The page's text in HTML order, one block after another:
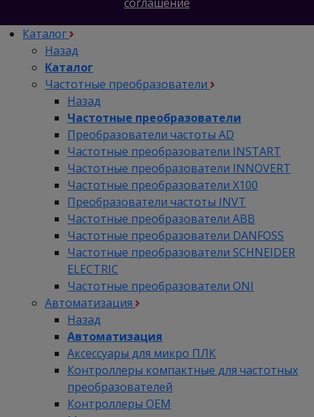
Каталог
Назад
Каталог
Частотные преобразователи
Назад
Частотные преобразователи
Преобразователи частоты AD
Частотные преобразователи INSTART
Частотные преобразователи INNOVERT
Частотные преобразователи Х100
Преобразователи частоты INVT
Частотные преобразователи ABB
Частотные преобразователи DANFOSS
Частотные преобразователи SCHNEIDER
ELECTRIC
Частотные преобразователи ONI
Автоматизация
Назад
Автоматизация
Аксессуары для микро ПЛК
Контроллеры компактные для частотных
преобразователей
Контроллеры ОЕМ